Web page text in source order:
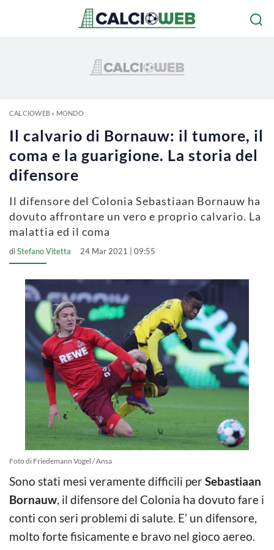
CALCIOWEB» MONDO
Il calvario di Bornauw: il tumore, il
coma e la guarigione. La storia del
difensore
Il difensore del Colonia Sebastiaan Bornauw ha
dovuto affrontare un vero e proprio calvario. La
malattia ed il coma
diStefano Vitetta 24 Mar 2021 | 09:55
Foto di Friedemann Vogel / Ansa
Sono stati mesi veramente difficili perSebastiaan
Bornauw, il difensore del Colonia ha dovuto fare i
conti con seri problemi di salute. E’ un difensore,
molto forte fisicamente e bravo nel gioco aereo.